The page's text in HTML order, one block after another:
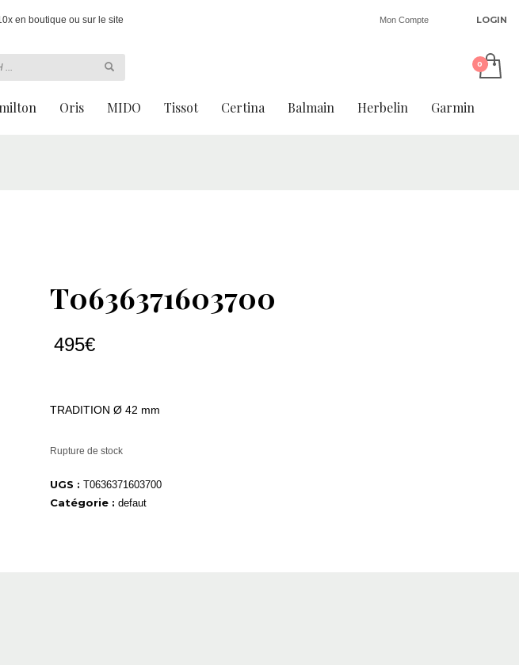
en boutique ou sur le site Mon Compte LOGIN
Oris MIDO Tissot Certina Balmain Herbelin
Garmin
T0636371603700
495€
TRADITION Ø 42 mm
Rupture de stock
UGS : T0636371603700
Catégorie : defaut